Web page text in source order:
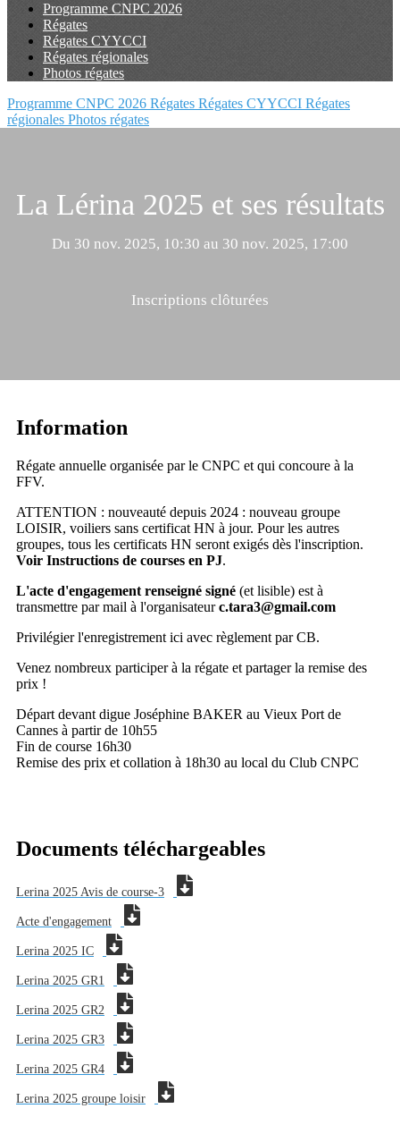
Programme CNPC 2026
Régates
Régates CYYCCI
Régates régionales
Photos régates
Programme CNPC 2026 Régates Régates CYYCCI Régates
régionales Photos régates
La Lérina 2025 et ses résultats
Du 30 nov. 2025, 10:30 au 30 nov. 2025, 17:00
Inscriptions clôturées
Information
Régate annuelle organisée par le CNPC et qui concoure à la
FFV.
ATTENTION : nouveauté depuis 2024 : nouveau groupe
LOISIR, voiliers sans certificat HN à jour. Pour les autres
groupes, tous les certificats HN seront exigés dès l'inscription.
Voir Instructions de courses en PJ.
L'acte d'engagement renseigné signé (et lisible) est à
transmettre par mail à l'organisateurc.tara3@gmail.com
Privilégier l'enregistrement ici avec règlement par CB.
Venez nombreux participer à la régate et partager la remise des
prix !
Départ devant digue Joséphine BAKER au Vieux Port de
Cannes à partir de 10h55
Fin de course 16h30
Remise des prix et collation à 18h30 au local du Club CNPC
Documents téléchargeables
Lerina 2025 Avis de course-3
Acte d'engagement
Lerina 2025 IC
Lerina 2025 GR1
Lerina 2025 GR2
Lerina 2025 GR3
Lerina 2025 GR4
Lerina 2025 groupe loisir